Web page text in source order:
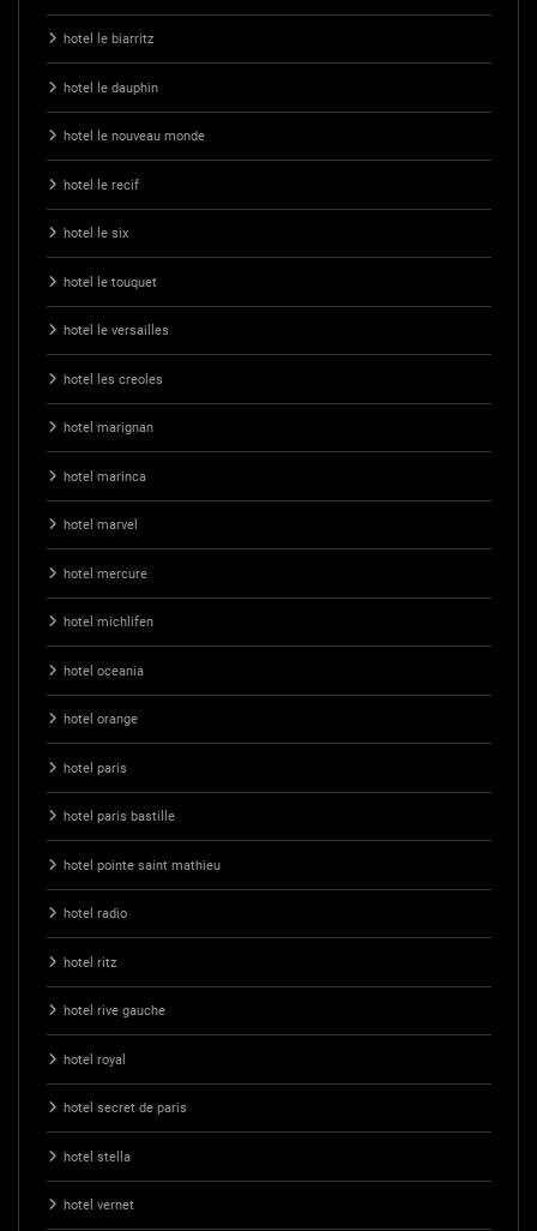
hotel le biarritz
hotel le dauphin
hotel le nouveau monde
hotel le recif
hotel le six
hotel le touquet
hotel le versailles
hotel les creoles
hotel marignan
hotel marinca
hotel marvel
hotel mercure
hotel michlifen
hotel oceania
hotel orange
hotel paris
hotel paris bastille
hotel pointe saint mathieu
hotel radio
hotel ritz
hotel rive gauche
hotel royal
hotel secret de paris
hotel stella
hotel vernet